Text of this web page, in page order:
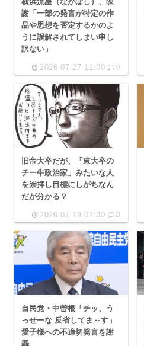
謝「一部の発言が特定の作
品や思想を否定するかのよ
うに誤解されてしまい申し
訳ない」
2026.07.27 11:00 0
旧帝大卒だが、「東大卒の
チー牛政治家」みたいな人
を崇拝し目標にしがちなん
だが分かる？
2026.07.19 01:30 0
自民党・中曽根「チッ、う
っせーな 反省してま～す」
愛子様への不適切発言を謝
罪